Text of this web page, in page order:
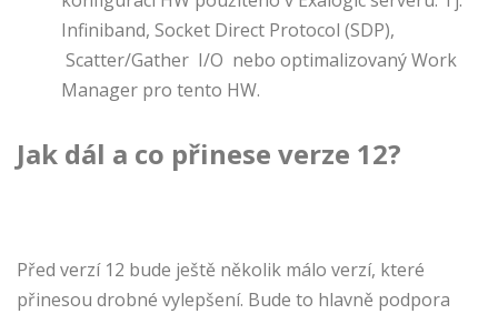
Infiniband, Socket Direct Protocol (SDP),
Scatter/Gather I/O nebo optimalizovaný Work
Manager pro tento HW.
Jak dál a co přinese verze 12?
Před verzí 12 bude ještě několik málo verzí, které
přinesou drobné vylepšení. Bude to hlavně podpora